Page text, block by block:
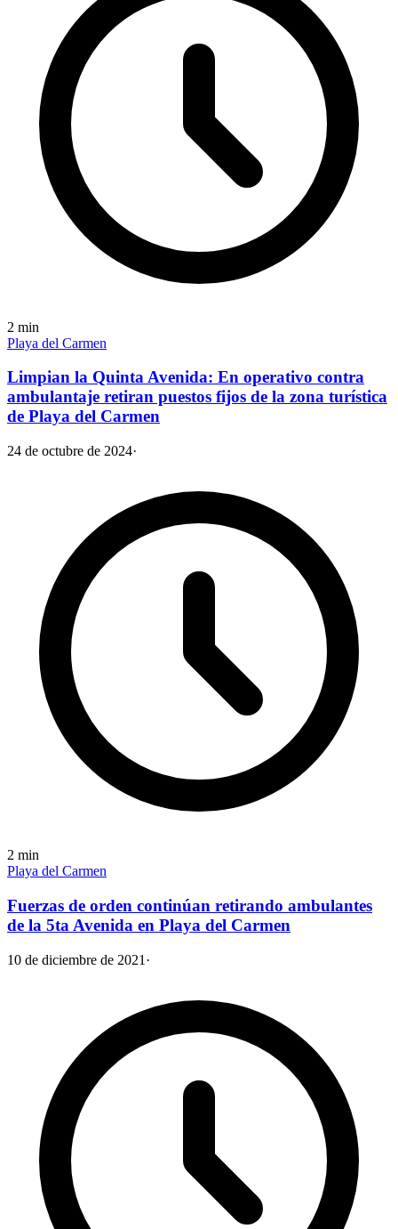
2 min
Playa del Carmen
Limpian la Quinta Avenida: En operativo contra
ambulantaje retiran puestos fijos de la zona turística
de Playa del Carmen
24 de octubre de 2024·
2 min
Playa del Carmen
Fuerzas de orden continúan retirando ambulantes
de la 5ta Avenida en Playa del Carmen
10 de diciembre de 2021 ·